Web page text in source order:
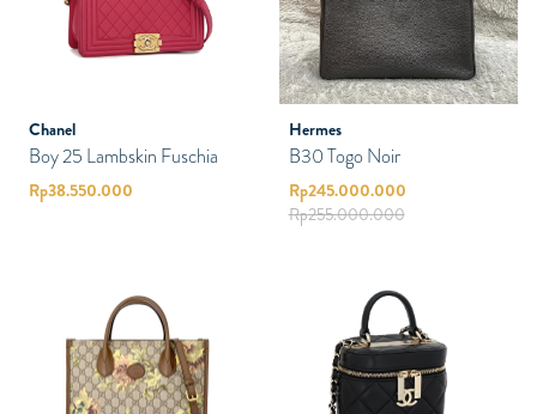
Chanel
Boy 25 Lambskin Fuschia
Rp38.550.000
Hermes
B30 Togo Noir
Rp245.000.000
Rp255.000.000